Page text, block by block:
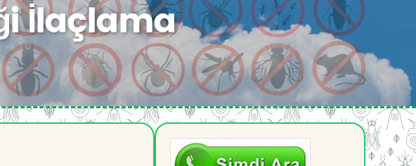
İlaçlama